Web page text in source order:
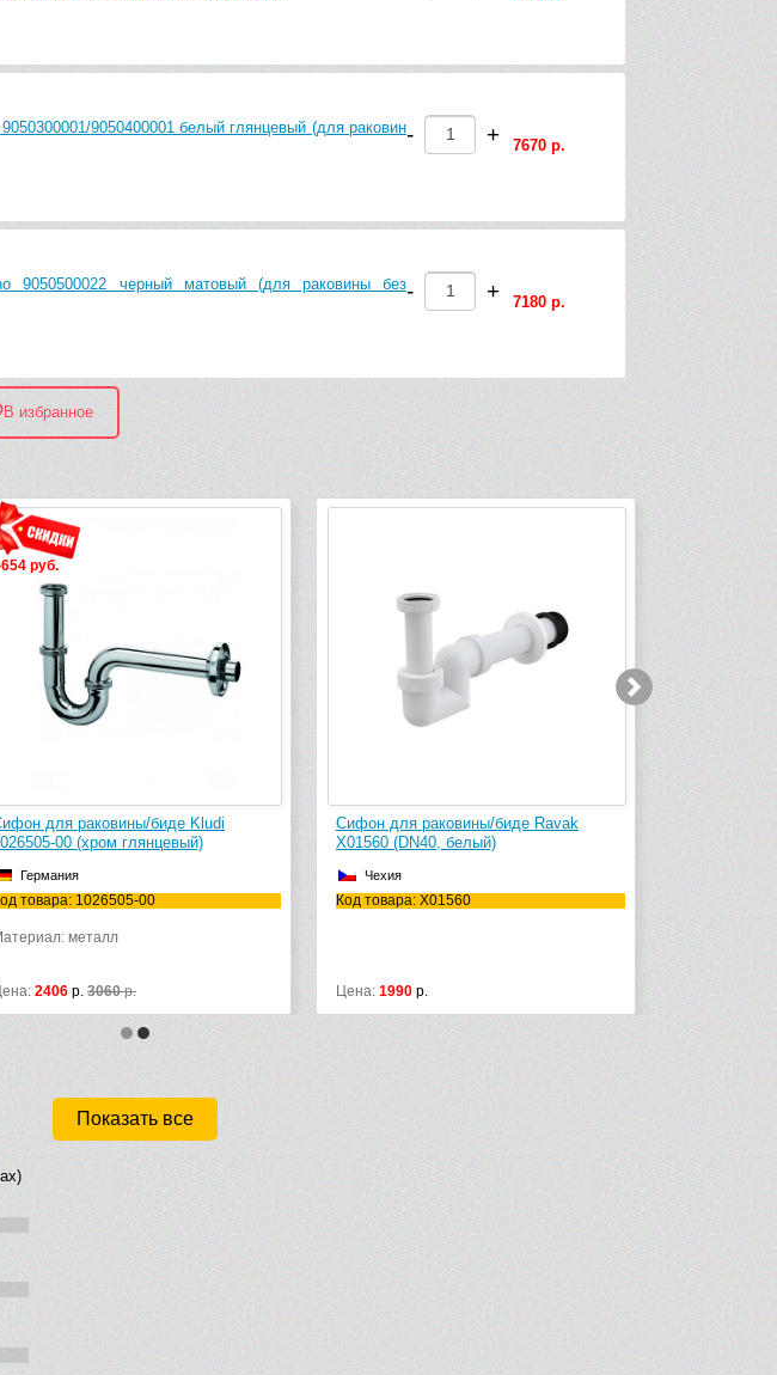
9050400001 белый глянцевый (для раковин- + 7670 р.
9050500022 черный матовый (для раковины без- + 7180 р.
В избранное
Сифон для раковины/биде Ravak
X01560 (DN40, белый)
Код товара: X01560
Цена:
Смеситель для биде Hansgrohe
Tecturis S 73201000
Код товара: 73201000
Показать все